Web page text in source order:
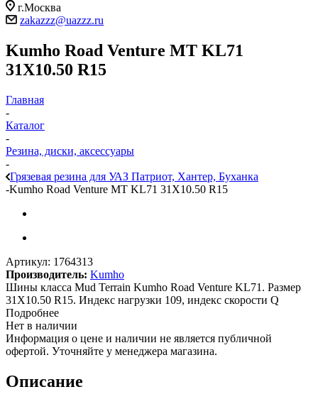
г.Москва
zakazzz@uazzz.ru
Kumho Road Venture MT KL71
31X10.50 R15
Главная
-
Каталог
-
Резина, диски, аксессуары
-
Грязевая резина для УАЗ Патриот, Хантер, Буханка
-Kumho Road Venture MT KL71 31X10.50 R15
Артикул: 1764313
Производитель: Kumho
Шины класса Mud Terrain Kumho Road Venture KL71. Размер
31X10.50 R15. Индекс нагрузки 109, индекс скорости Q
Подробнее
Нет в наличии
Информация о цене и наличии не является публичной
офертой. Уточняйте у менеджера магазина.
Описание